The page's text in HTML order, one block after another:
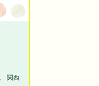
関西